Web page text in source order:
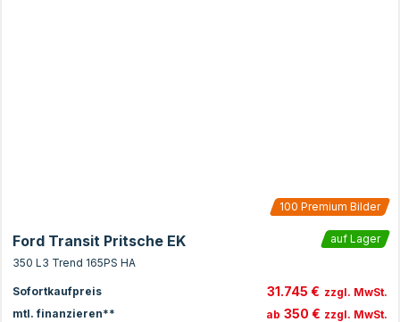
100 Premium Bilder
Ford Transit Pritsche EK
auf Lager
350 L3 Trend 165PS HA
Sofortkaufpreis 31.745 € zzgl. MwSt.
mtl. finanzieren**
ab 350 € zzgl. MwSt.